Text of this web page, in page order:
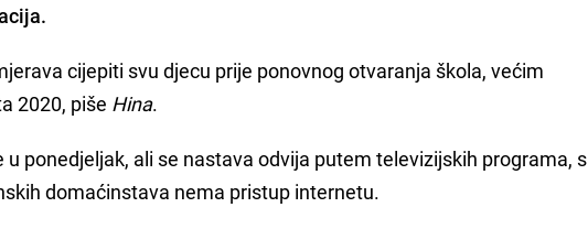
cijepiti svu djecu prije ponovnog otvaranja škola, većim
2020, piše Hina.
u ponedjeljak, ali se nastava odvija putem televizijskih programa, s
domaćinstava nema pristup internetu.